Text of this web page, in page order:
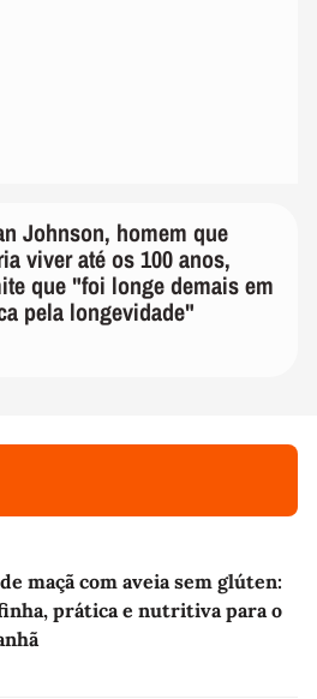
Johnson, homem que
viver até os 100 anos,
que "foi longe demais em
pela longevidade"
maçã com aveia sem glúten:
prática e nutritiva para o